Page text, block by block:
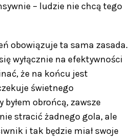
– ludzie nie chcą tego
obowiązuje ta sama zasada.
wyłącznie na efektywności
że na końcu jest
świetnego
byłem obrońcą, zawsze
stracić żadnego gola, ale
i tak będzie miał swoje